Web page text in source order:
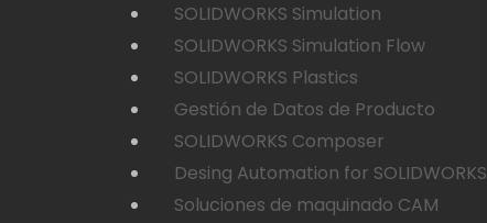
SOLIDWORKS Simulation
SOLIDWORKS Simulation Flow
SOLIDWORKS Plastics
Gestión de Datos de Producto
SOLIDWORKS Composer
Desing Automation for SOLIDWORKS
Soluciones de maquinado CAM